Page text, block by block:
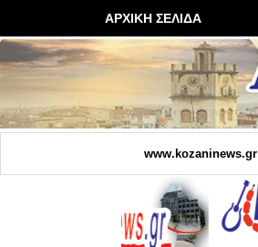
ΑΡΧΙΚΗ ΣΕΛΙΔΑ
www.kozaninews.gr